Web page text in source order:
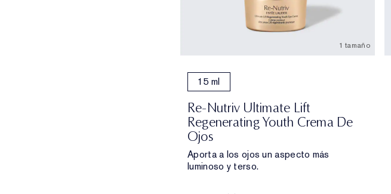
1 tamaño
15 ml
Re-Nutriv Ultimate Lift
Regenerating Youth Crema De
Ojos
Aporta a los ojos un aspecto más
luminoso y terso.